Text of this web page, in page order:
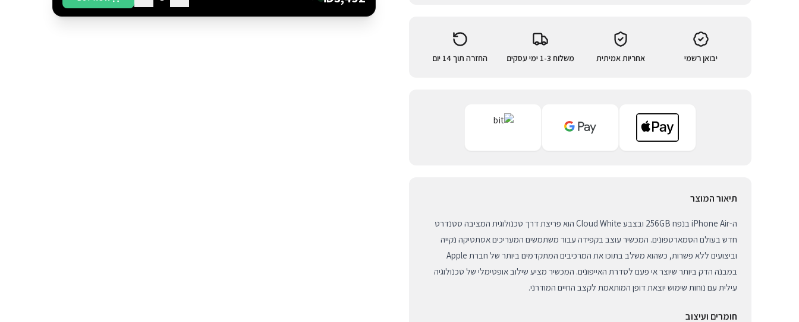
יבואן רשמי אחריות אמיתית משלוח 1-3 ימי עסקים החזרה תוך 14 יום
תיאור המוצר
ה-iPhone Air בנפח 256GB ובצבע Cloud White הוא פריצת דרך טכנולוגית המציבה סטנדרט
חדש בעולם הסמארטפונים. המכשיר עוצב בקפידה עבור משתמשים המעריכים אסתטיקה נקייה
וביצועים ללא פשרות, כשהוא משלב בתוכו את המרכיבים המתקדמים ביותר של חברת Apple
במבנה הדק ביותר שיוצר אי פעם לסדרת האייפונים. המכשיר מציע שילוב אופטימלי של טכנולוגיה
עילית עם נוחות שימוש יוצאת דופן המותאמת לקצב החיים המודרני.
חומרים ועיצוב